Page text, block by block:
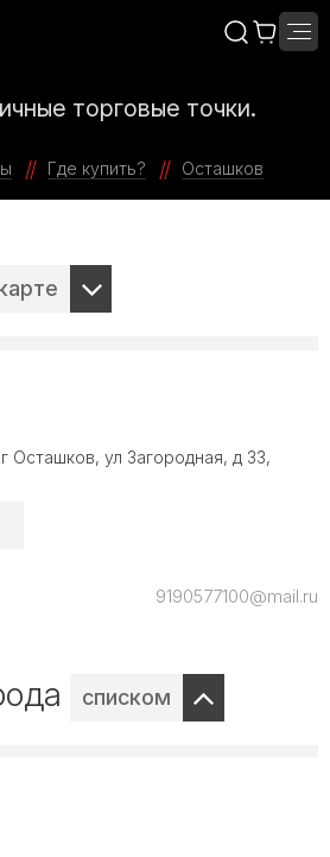
торговые точки.
Где купить? Осташков
Осташков, ул Загородная, д 33,
9190577100@mail.ru
списком